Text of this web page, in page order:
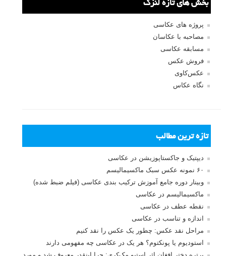
بخش های تازه لنزک
پروژه های عکاسی
مصاحبه با عکاسان
مسابقه عکاسی
فروش عکس
عکس‌کاوی
نگاه عکاس
تازه ترین مطالب
دیپتیک و جاکستا‌پوزیشن در عکاسی
۶۰ نمونه عکس سبک ماکسیمالیسم
وبینار دوره جامع آموزش ترکیب بندی عکاسی (فیلم ضبط شده)
ماکسیمالیسم در عکاسی
نقطه عطف در عکاسی
اندازه و تناسب در عکاسی
مراحل نقد عکس: چطور یک عکس را نقد کنیم
استودیوم یا پونکتوم؟ هر یک در عکاسی چه مفهومی دارند